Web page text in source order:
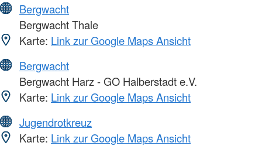
Bergwacht
Bergwacht Thale
Karte: Link zur Google Maps Ansicht
Bergwacht
Bergwacht Harz - GO Halberstadt e.V.
Karte: Link zur Google Maps Ansicht
Jugendrotkreuz
Karte: Link zur Google Maps Ansicht